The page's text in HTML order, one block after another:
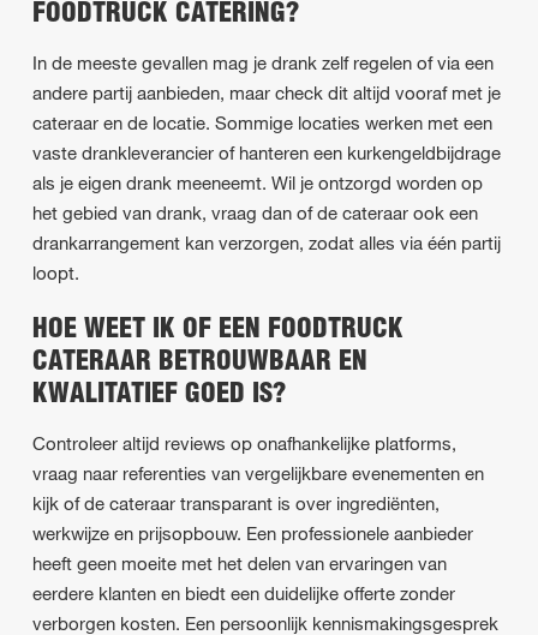
FOODTRUCK CATERING?
In de meeste gevallen mag je drank zelf regelen of via een
andere partij aanbieden, maar check dit altijd vooraf met je
cateraar en de locatie. Sommige locaties werken met een
vaste drankleverancier of hanteren een kurkengeldbijdrage
als je eigen drank meeneemt. Wil je ontzorgd worden op
het gebied van drank, vraag dan of de cateraar ook een
drankarrangement kan verzorgen, zodat alles via één partij
loopt.
HOE WEET IK OF EEN FOODTRUCK
CATERAAR BETROUWBAAR EN
KWALITATIEF GOED IS?
Controleer altijd reviews op onafhankelijke platforms,
vraag naar referenties van vergelijkbare evenementen en
kijk of de cateraar transparant is over ingrediënten,
werkwijze en prijsopbouw. Een professionele aanbieder
heeft geen moeite met het delen van ervaringen van
eerdere klanten en biedt een duidelijke offerte zonder
verborgen kosten. Een persoonlijk kennismakingsgesprek